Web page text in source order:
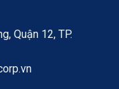
Quận 12, TP.